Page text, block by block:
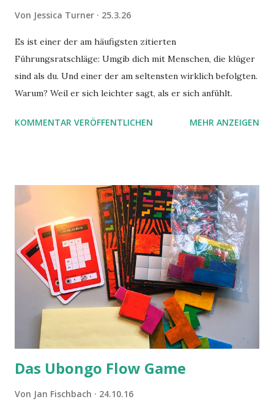
Von Jessica Turner 25.3.26
Es ist einer der am häufigsten zitierten
Führungsratschläge: Umgib dich mit Menschen, die klüger
sind als du. Und einer der am seltensten wirklich befolgten.
Warum? Weil er sich leichter sagt, als er sich anfühlt.
KOMMENTAR VERÖFFENTLICHEN MEHR ANZEIGEN
Das Ubongo Flow Game
Von Jan Fischbach 24.10.16